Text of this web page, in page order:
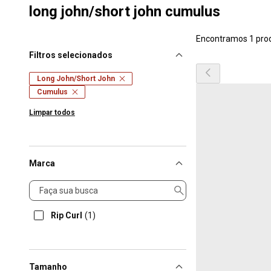
long john/short john cumulus
Filtros selecionados
Long John/Short John
Cumulus
Limpar todos
Marca
Marca
Rip Curl (1)
Tamanho
Encontramos 1